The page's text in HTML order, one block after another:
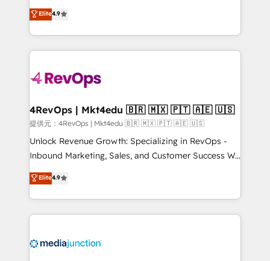
HubSpot experience ✔️Flexible pricing models —
Hourly-fee (assigned one Dedicated HubSpot
requirement). ✔️Helped over 25,000+ customers so
far with our HubSpot solutions. ✔️Bespoke apps &
on-demand bundle services. Connect with us today!
Hire an agency that's experienced in every inch of
HubSpot and willing to work hand-in-hand with your
team to simplify the complex and build a better
experience for your team and customers.
Elite4.9
4RevOps | Mkt4edu 🇧🇷 🇲🇽 🇵🇹 🇦🇪 🇺🇸
提供元：4RevOps | Mkt4edu 🇧🇷 🇲🇽 🇵🇹 🇦🇪 🇺🇸
Unlock Revenue Growth: Specializing in RevOps -
Inbound Marketing, Sales, and Customer Success We
specialize in driving revenue growth for companies
across industries through tailored marketing, sales,
and customer success strategies, utilizing RevOps
methodologies. As Latin America's largest HubSpot
offer unparalleled insights. Operating in five
Elite4.9